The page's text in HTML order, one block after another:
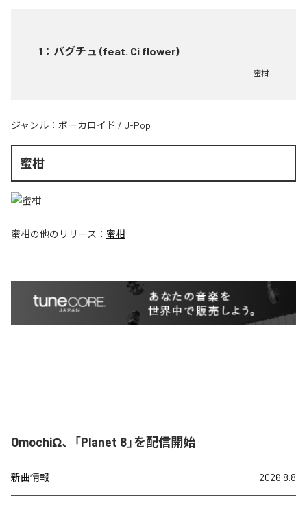
1 ： バグチュ (feat. Ci flower)
蜜柑
ジャンル： ボーカロイド / J-Pop
蜜柑
蜜柑の他のリリース： 蜜柑
OmochiΩ、「Planet 8」を配信開始
新曲情報 2026.8.8